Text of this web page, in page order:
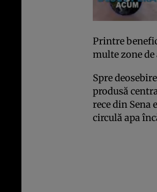
Printre
multe zone
Spre
produsă
rece din
circulă apa